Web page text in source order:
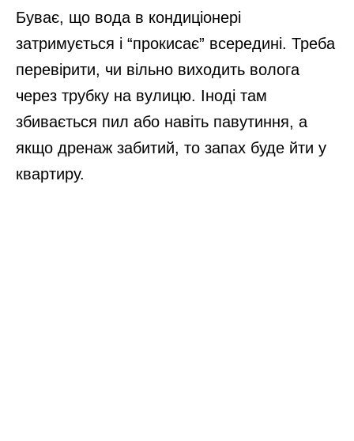
Буває, що вода в кондиціонері
затримується і “прокисає” всередині. Треба
перевірити, чи вільно виходить волога
через трубку на вулицю. Іноді там
збивається пил або навіть павутиння, а
якщо дренаж забитий, то запах буде йти у
квартиру.